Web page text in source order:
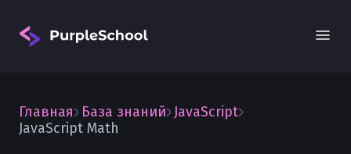
Главная База знаний JavaScript
JavaScript Math